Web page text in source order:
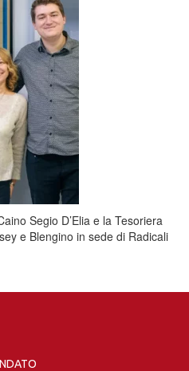
Segio D’Elia e la Tesoriera
e Blengino in sede di Radicali